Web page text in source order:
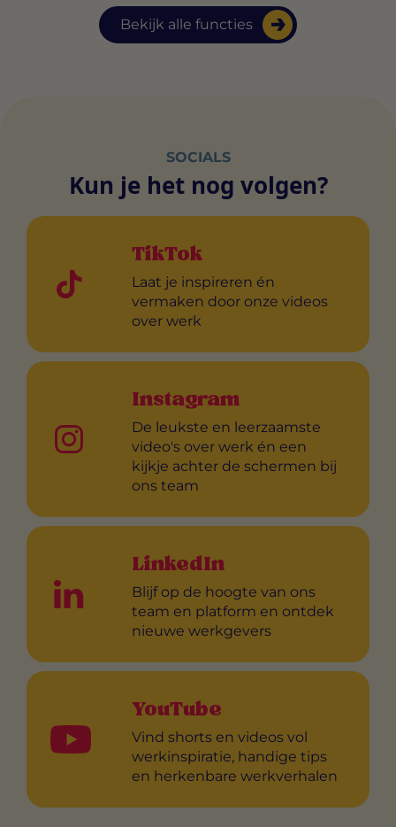
Bekijk alle functies
SOCIALS
Kun je het nog volgen?
TikTok
Laat je inspireren én
vermaken door onze videos
over werk
Instagram
De leukste en leerzaamste
video's over werk én een
kijkje achter de schermen bij
ons team
LinkedIn
Blijf op de hoogte van ons
team en platform en ontdek
nieuwe werkgevers
YouTube
Vind shorts en videos vol
werkinspiratie, handige tips
en herkenbare werkverhalen